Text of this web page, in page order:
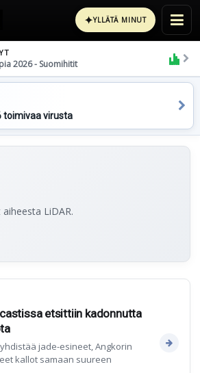
✦YLLÄTÄ MINUT
2026 - Suomihitit
toimivaa virusta
LiDAR.
etsittiin kadonnutta
jade-esineet, Angkorin
kallot samaan suureen